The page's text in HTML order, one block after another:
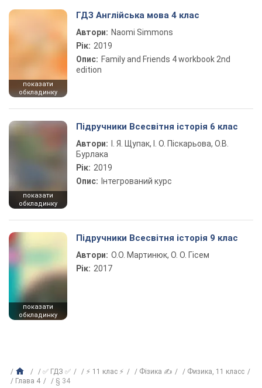
показати
обкладинку
ГДЗ Англійська мова 4 клас
Автори: Naomi Simmons
Рік: 2019
Опис: Family and Friends 4 workbook 2nd
edition
показати
обкладинку
Підручники Всесвітня історія 6 клас
Автори:
І. Я. Щупак, І. О. Піскарьова, О.В.
Бурлака
Рік: 2019
Опис: Інтегрований курс
показати
обкладинку
Підручники Всесвітня історія 9 клас
Автори: О.О. Мартинюк, О. О. Гісем
Рік: 2017
✅ ГДЗ ✅ ⚡ 11 клас ⚡ Фізика ✍
Физика, 11 класс
Глава 4
§ 34